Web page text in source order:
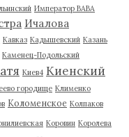
Император ВАВА
Ичалова
Кавказ Кадышевский Казань
Каменец-Подольский
Киев4 Киенский
городище Клименко
Коломенское Колпаков
Коровин Королева